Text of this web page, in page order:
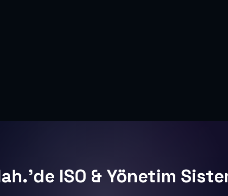
ISO & Yönetim